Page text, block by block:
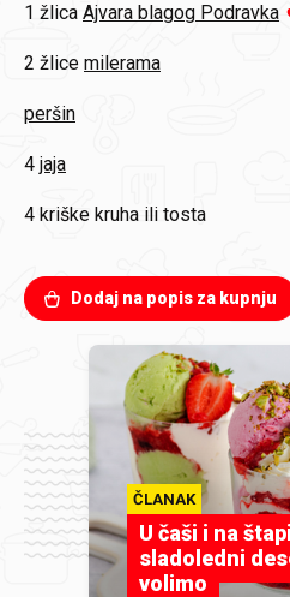
1 žlica Ajvara blagog Podravka
2 žlice milerama
peršin
4 jaja
4 kriške kruha ili tosta
Dodaj na popis za kupnju
ČLANAK
U čaši i na
sladoledni
volimo